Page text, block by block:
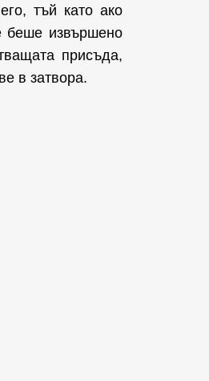
тъй като ако
беше извършено
присъда,
в затвора.